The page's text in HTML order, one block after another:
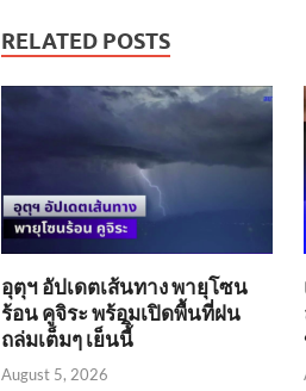
RELATED POSTS
อุตุฯ อัปเดตเส้นทาง พายุโซน
ร้อน คูจิระ พร้อมเปิดพื้นที่ฝน
ถล่มเต็มๆ เย็นนี้ิ
August 5, 2026